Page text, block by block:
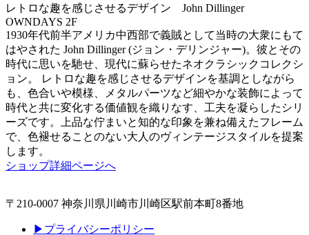
レトロな趣を感じさせるデザイン John Dillinger
OWNDAYS 2F
1930年代前半アメリカ中西部で義賊として当時の大衆にもて
はやされた John Dillinger (ジョン・デリンジャー)。彼とその
時代に思いを馳せ、現代に蘇らせたネオクラシックコレクシ
ョン。 レトロな趣を感じさせるデザインを基調としながら
も、色合いや模様、メタルパーツなど細やかな装飾によって
時代と共に変化する価値観を織りなす、工夫を凝らしたシリ
ーズです。上品な佇まいと知的な印象を兼ね備えたフレーム
で、色褪せることのない大人のヴィンテージスタイルを提案
します。
ショップ詳細ページへ
〒210-0007 神奈川県川崎市川崎区駅前本町8番地
▶プライバシーポリシー